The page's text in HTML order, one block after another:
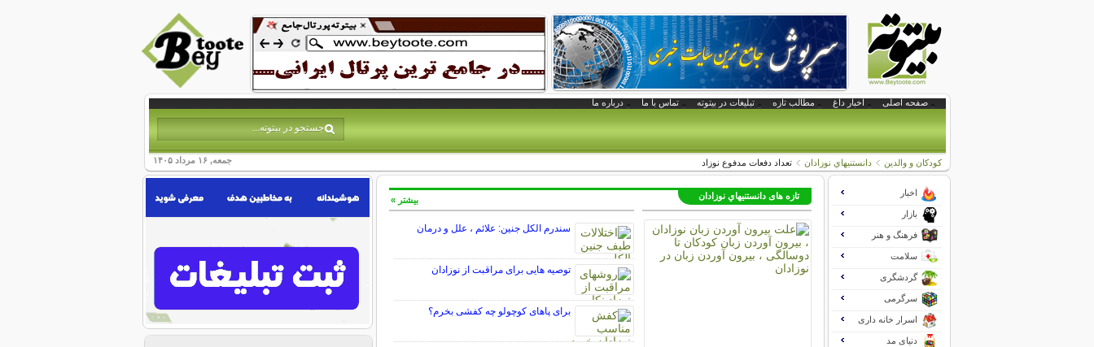
صفحه اصلی اخبار داغ مطالب تازه تبلیغات در بیتوته تماس با ما درباره ما
جمعه, ۱۶ مرداد ۱۴۰۵ کودکان و والدین دانستنيهاي نوزادان تعداد دفعات مدفوع نوزاد
تازه های دانستنيهاي نوزادان
سندرم الکل جنین: علائم ، علل و درمان
توصیه هایی برای مراقبت از نوزادان
برای پاهای کوچولو چه کفشی بخرم؟
بیشتر »
اخبار
بازار
فرهنگ و هنر
سلامت
گردشگری
سرگرمی
اسرار خانه داری
دنیای مد